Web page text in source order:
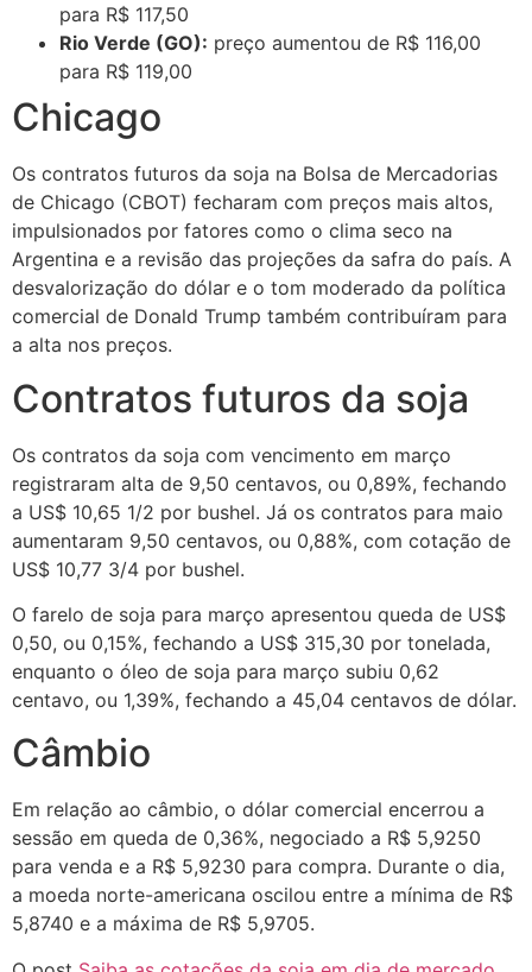
para R$ 117,50
Rio Verde (GO): preço aumentou de R$ 116,00
para R$ 119,00
Chicago
Os contratos futuros da soja na Bolsa de Mercadorias
de Chicago (CBOT) fecharam com preços mais altos,
impulsionados por fatores como o clima seco na
Argentina e a revisão das projeções da safra do país. A
desvalorização do dólar e o tom moderado da política
comercial de Donald Trump também contribuíram para
a alta nos preços.
Contratos futuros da soja
Os contratos da soja com vencimento em março
registraram alta de 9,50 centavos, ou 0,89%, fechando
a US$ 10,65 1/2 por bushel. Já os contratos para maio
aumentaram 9,50 centavos, ou 0,88%, com cotação de
US$ 10,77 3/4 por bushel.
O farelo de soja para março apresentou queda de US$
0,50, ou 0,15%, fechando a US$ 315,30 por tonelada,
enquanto o óleo de soja para março subiu 0,62
centavo, ou 1,39%, fechando a 45,04 centavos de dólar.
Câmbio
Em relação ao câmbio, o dólar comercial encerrou a
sessão em queda de 0,36%, negociado a R$ 5,9250
para venda e a R$ 5,9230 para compra. Durante o dia,
a moeda norte-americana oscilou entre a mínima de R$
5,8740 e a máxima de R$ 5,9705.